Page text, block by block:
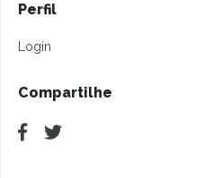
Perfil
Login
Compartilhe